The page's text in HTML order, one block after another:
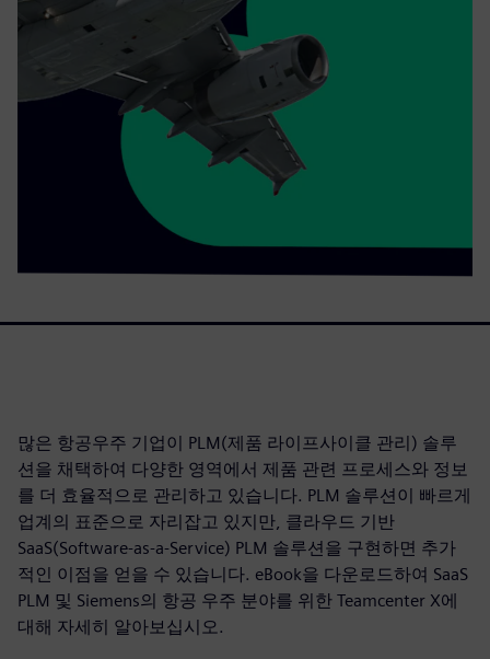
많은 항공우주 기업이 PLM(제품 라이프사이클 관리) 솔루
션을 채택하여 다양한 영역에서 제품 관련 프로세스와 정보
를 더 효율적으로 관리하고 있습니다. PLM 솔루션이 빠르게
업계의 표준으로 자리잡고 있지만, 클라우드 기반
SaaS(Software-as-a-Service) PLM 솔루션을 구현하면 추가
적인 이점을 얻을 수 있습니다. eBook을 다운로드하여 SaaS
PLM 및 Siemens의 항공 우주 분야를 위한 Teamcenter X에
대해 자세히 알아보십시오.